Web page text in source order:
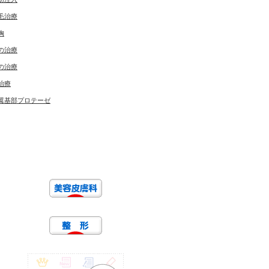
治療
治療
治療
療
基部プロテーゼ